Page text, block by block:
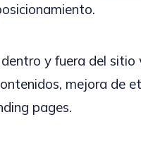
y fuera del sitio
mejora de
pages.